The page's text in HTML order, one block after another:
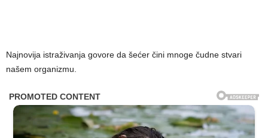
Najnovija istraživanja govore da šećer čini mnoge čudne stvari
našem organizmu.